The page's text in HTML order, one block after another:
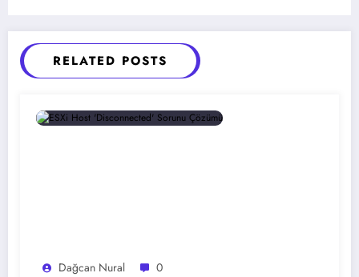
RELATED POSTS
Dağcan Nural 0